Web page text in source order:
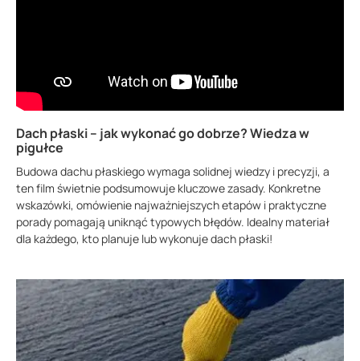
Dach płaski – jak wykonać go dobrze? Wiedza w
pigułce
Budowa dachu płaskiego wymaga solidnej wiedzy i precyzji, a
ten film świetnie podsumowuje kluczowe zasady. Konkretne
wskazówki, omówienie najważniejszych etapów i praktyczne
porady pomagają uniknąć typowych błędów. Idealny materiał
dla każdego, kto planuje lub wykonuje dach płaski!